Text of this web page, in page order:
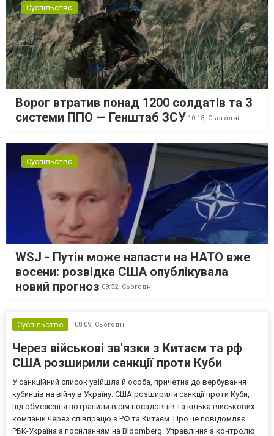
Суспільство
Ворог втратив понад 1200 солдатів та 3
системи ППО — Генштаб ЗСУ 10:13, Сьогодні
Суспільство
WSJ - Путін може напасти на НАТО вже
восени: розвідка США опублікувала
новий прогноз 09:52, Сьогодні
Суспільство 08:09, Сьогодні
Через військові зв'язки з Китаєм та рф
США розширили санкції проти Куби
У санкційний список увійшла й особа, причетна до вербування
кубинців на війну в Україну. США розширили санкції проти Куби,
під обмеження потрапили вісім посадовців та кілька військових
компаній через співпрацю з РФ та Китаєм. Про це повідомляє
РБК-Україна з посиланням на Bloomberg. Управління з контролю